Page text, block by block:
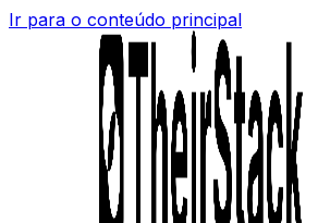
Ir para o conteúdo principal